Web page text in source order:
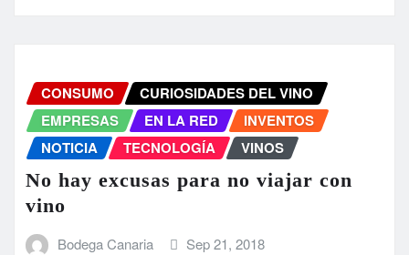
CONSUMO
CURIOSIDADES DEL VINO
EMPRESAS
EN LA RED
INVENTOS
NOTICIA
TECNOLOGÍA VINOS
No hay excusas para no viajar con
vino
Bodega Canaria Sep 21, 2018